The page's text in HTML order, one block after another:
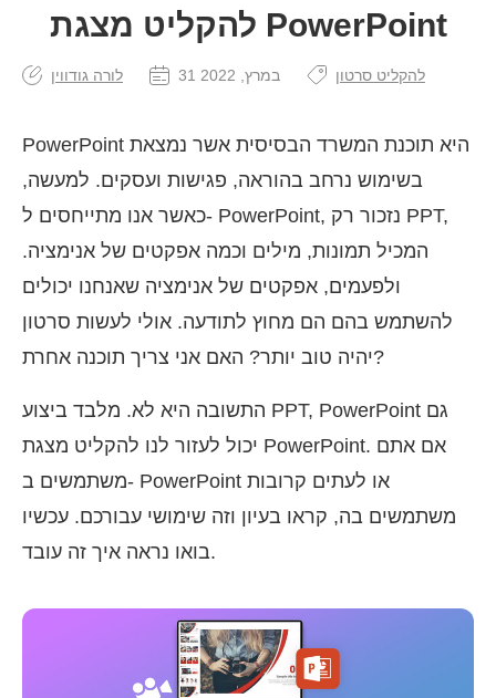
להקליט מצגת PowerPoint
לורה גודווין 31 במרץ, 2022 להקליט סרטון
PowerPoint היא תוכנת המשרד הבסיסית אשר נמצאת
בשימוש נרחב בהוראה, פגישות ועסקים. למעשה,
כאשר אנו מתייחסים ל- PowerPoint, נזכור רק PPT,
המכיל תמונות, מילים וכמה אפקטים של אנימציה.
ולפעמים, אפקטים של אנימציה שאנחנו יכולים
להשתמש בהם הם מחוץ לתודעה. אולי לעשות סרטון
יהיה טוב יותר? האם אני צריך תוכנה אחרת?
התשובה היא לא. מלבד ביצוע PPT, PowerPoint גם
יכול לעזור לנו להקליט מצגת PowerPoint. אם אתם
משתמשים ב- PowerPoint או לעתים קרובות
משתמשים בה, קראו בעיון וזה שימושי עבורכם. עכשיו
בואו נראה איך זה עובד.